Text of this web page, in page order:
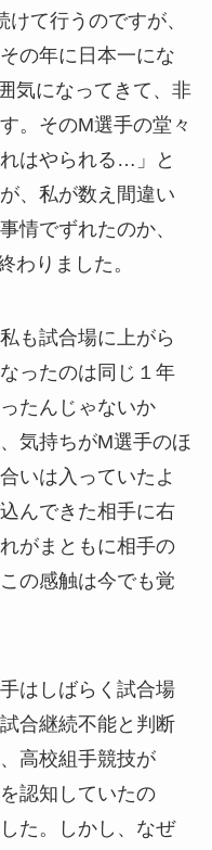
て行うのですが、
の年に日本一にな
気になってきて、非
。そのM選手の堂々
はやられる…」と
、私が数え間違い
情でずれたのか、
わりました。
も試合場に上がら
ったのは同じ１年
たんじゃないか
気持ちがM選手のほ
いは入っていたよ
んできた相手に右
がまともに相手の
の感触は今でも覚
はしばらく試合場
合継続不能と判断
高校組手競技が
認知していたの
た。しかし、なぜ